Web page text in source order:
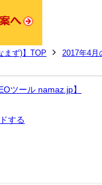
まず)】TOP 2017年4月
ツール namaz.jp】
する